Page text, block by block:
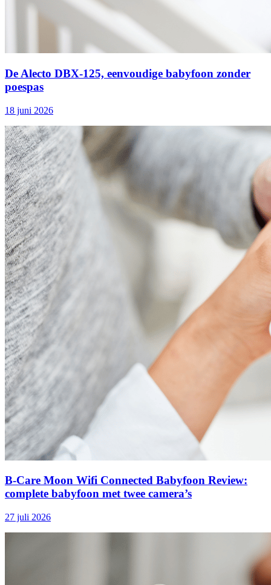
De Alecto DBX‑125, eenvoudige babyfoon zonder
poespas
18 juni 2026
B-Care Moon Wifi Connected Babyfoon Review:
complete babyfoon met twee camera’s
27 juli 2026